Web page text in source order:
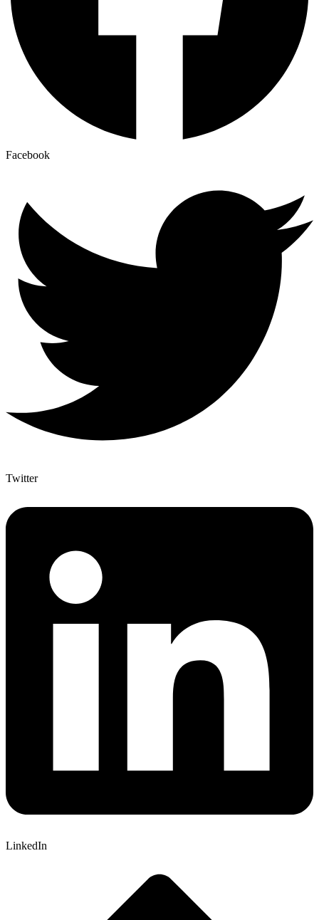
Facebook
Twitter
LinkedIn